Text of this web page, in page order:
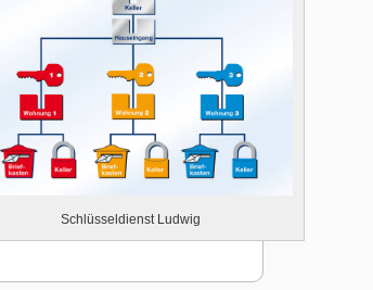
Schlüsseldienst Ludwig